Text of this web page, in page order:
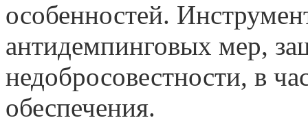
особенностей.
антидемпинговых мер,
недобросовестности, в
обеспечения.